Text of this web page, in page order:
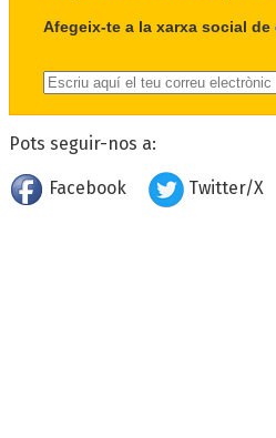
Afegeix-te a la xarxa social
Pots seguir-nos a:
Facebook Twitter/X